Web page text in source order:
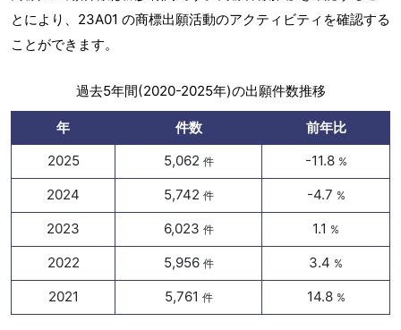
とにより、23A01 の商標出願活動のアクティビティを確認する
ことができます。
過去5年間(2020-2025年)の出願件数推移
年 件数
前年比
2025
5,062 件 -11.8 %
2024 5,742 件 -4.7 %
2023 6,023 件 1.1 %
2022 5,956 件 3.4 %
2021 5,761 件 14.8 %